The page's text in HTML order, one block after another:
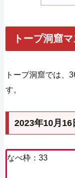
トープ洞窟
トープ洞窟では、
す。
2023年10月16
なべ枠：33